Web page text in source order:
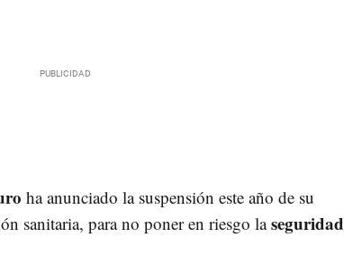
ha anunciado la suspensión este año de su
sanitaria, para no poner en riesgo laseguridad